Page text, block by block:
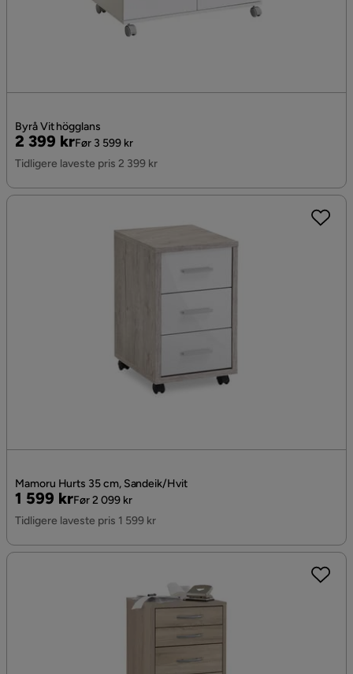
Byrå Vit högglans
Pris
2 399 kr
Original
Pris
Før 3 599 kr
Tidligere laveste pris 2 399 kr
Mamoru Hurts 35 cm, Sandeik/Hvit
Pris
1 599 kr
Original
Pris
Før 2 099 kr
Tidligere laveste pris 1 599 kr